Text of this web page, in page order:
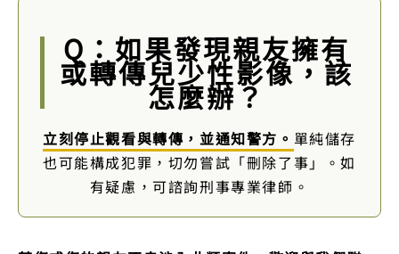
Q：如果發現親友擁有
或轉傳兒少性影像，該
怎麼辦？
立刻停止觀看與轉傳，並通知警方。 單純儲存
也可能構成犯罪，切勿嘗試「刪除了事」。如
有疑慮，可諮詢刑事專業律師。